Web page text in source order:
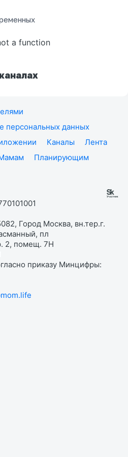
a function
персональных данных
Каналы
Лента
Планирующим
Город Москва, вн.тер.г.
пл
2, помещ. 7Н
приказу Минцифры: